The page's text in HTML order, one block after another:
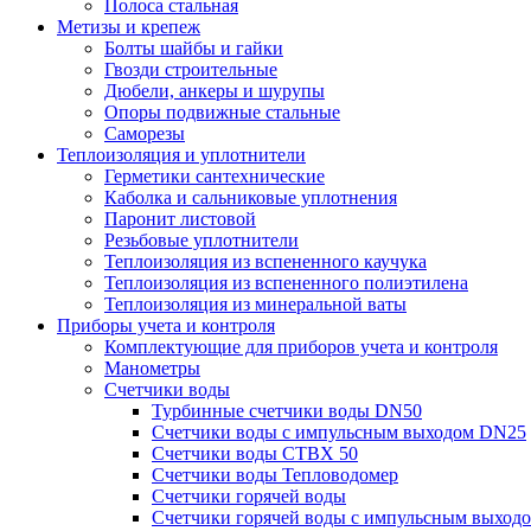
Полоса стальная
Метизы и крепеж
Болты шайбы и гайки
Гвозди строительные
Дюбели, анкеры и шурупы
Опоры подвижные стальные
Саморезы
Теплоизоляция и уплотнители
Герметики сантехнические
Каболка и сальниковые уплотнения
Паронит листовой
Резьбовые уплотнители
Теплоизоляция из вспененного каучука
Теплоизоляция из вспененного полиэтилена
Теплоизоляция из минеральной ваты
Приборы учета и контроля
Комплектующие для приборов учета и контроля
Манометры
Счетчики воды
Турбинные счетчики воды DN50
Счетчики воды с импульсным выходом DN25
Счетчики воды СТВХ 50
Счетчики воды Тепловодомер
Счетчики горячей воды
Счетчики горячей воды с импульсным